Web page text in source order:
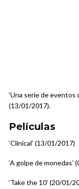
‘Una serie de eventos
(13/01/2017).
Películas
‘Clinical’ (13/01/2017)
‘A golpe de monedas’
‘Take the 10’ (20/01/